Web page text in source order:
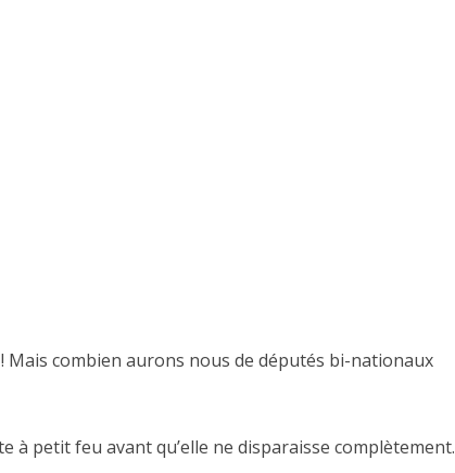
Mais combien aurons nous de députés bi-nationaux
à petit feu avant qu’elle ne disparaisse complètement.